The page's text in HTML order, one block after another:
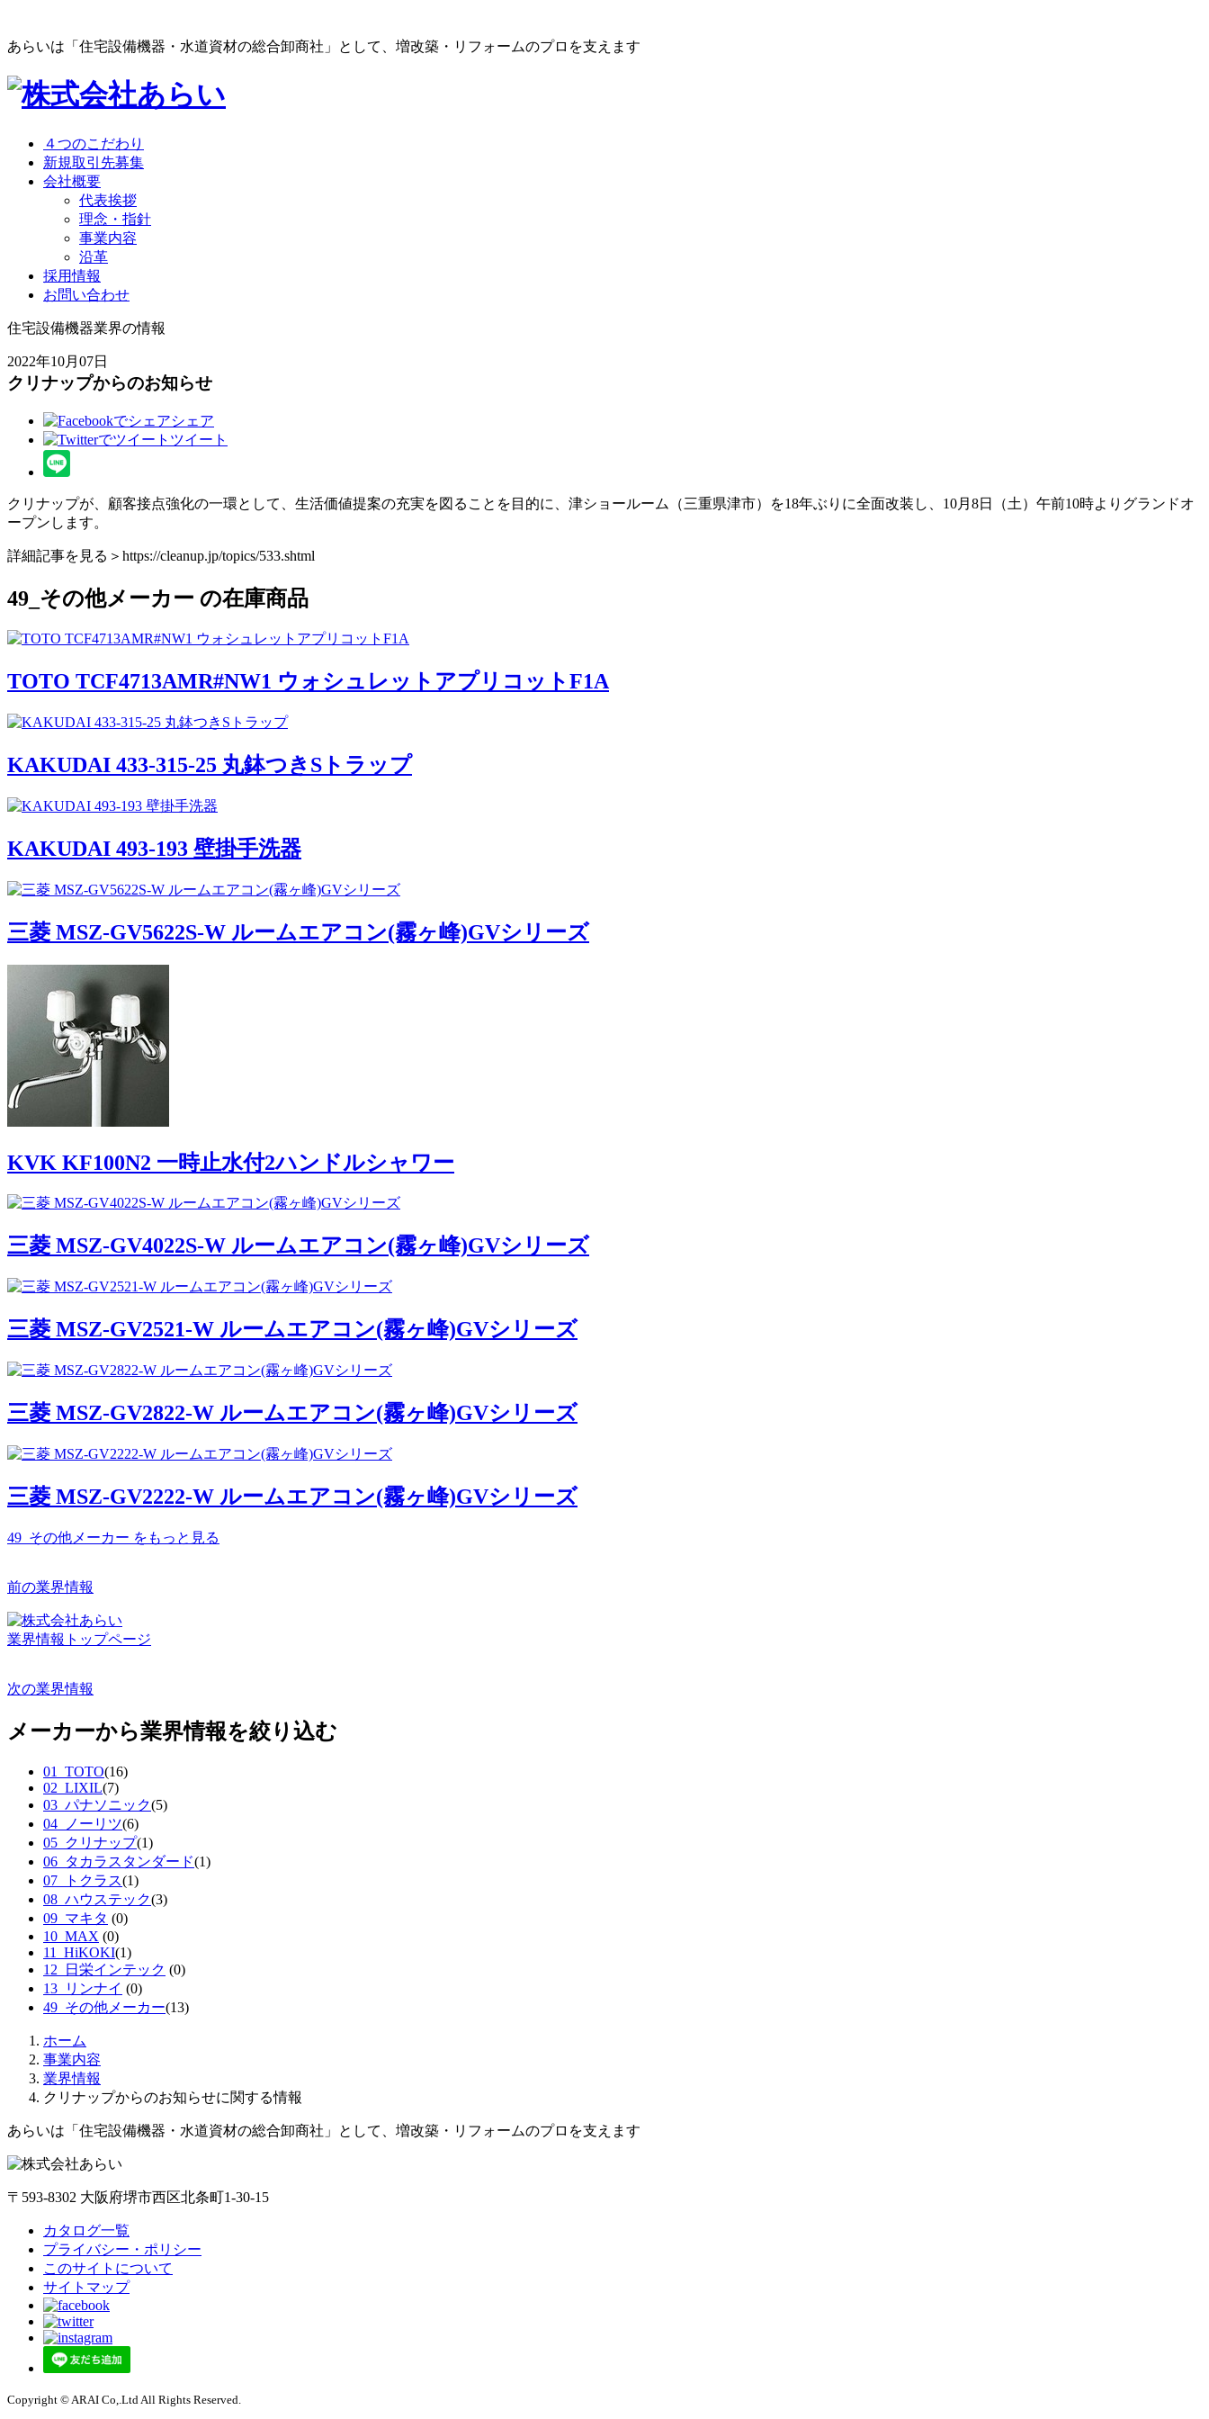
あらいは「住宅設備機器・水道資材の総合卸商社」として、増改築・リフォームのプロを支えます
４つのこだわり
新規取引先募集
会社概要
代表挨拶
理念・指針
事業内容
沿革
採用情報
お問い合わせ
住宅設備機器業界の情報
2022年10月07日
クリナップからのお知らせ
シェア
ツイート
クリナップが、顧客接点強化の一環として、生活価値提案の充実を図ることを目的に、津ショールーム（三重県津市）を18年ぶりに全面改装し、10月8日（土）午前10時よりグランドオ
ープンします。
詳細記事を見る＞https://cleanup.jp/topics/533.shtml
49_その他メーカー の在庫商品
TOTO TCF4713AMR#NW1 ウォシュレットアプリコットF1A
KAKUDAI 433-315-25 丸鉢つきSトラップ
KAKUDAI 493-193 壁掛手洗器
三菱 MSZ-GV5622S-W ルームエアコン(霧ヶ峰)GVシリーズ
KVK KF100N2 一時止水付2ハンドルシャワー
三菱 MSZ-GV4022S-W ルームエアコン(霧ヶ峰)GVシリーズ
三菱 MSZ-GV2521-W ルームエアコン(霧ヶ峰)GVシリーズ
三菱 MSZ-GV2822-W ルームエアコン(霧ヶ峰)GVシリーズ
三菱 MSZ-GV2222-W ルームエアコン(霧ヶ峰)GVシリーズ
49_その他メーカー をもっと見る
前の業界情報
業界情報トップページ
次の業界情報
メーカーから業界情報を絞り込む
01_TOTO(16)
02_LIXIL(7)
03_パナソニック(5)
04_ノーリツ(6)
05_クリナップ(1)
06_タカラスタンダード(1)
07_トクラス(1)
08_ハウステック(3)
09_マキタ (0)
10_MAX (0)
11_HiKOKI(1)
12_日栄インテック (0)
13_リンナイ (0)
49_その他メーカー(13)
ホーム
事業内容
業界情報
クリナップからのお知らせに関する情報
あらいは「住宅設備機器・水道資材の総合卸商社」として、増改築・リフォームのプロを支えます
〒593-8302 大阪府堺市西区北条町1-30-15
カタログ一覧
プライバシー・ポリシー
このサイトについて
サイトマップ
Copyright © ARAI Co,.Ltd All Rights Reserved.